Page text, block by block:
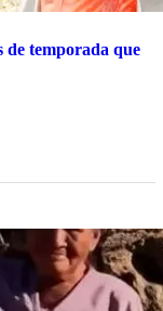
temporada que
con un